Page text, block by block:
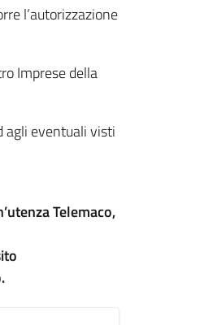
l’autorizzazione
Imprese della
agli eventuali visti
Telemaco,